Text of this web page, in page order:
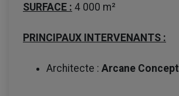
SURFACE : 4 000 m²
PRINCIPAUX INTERVENANTS :
Architecte : Arcane Concept